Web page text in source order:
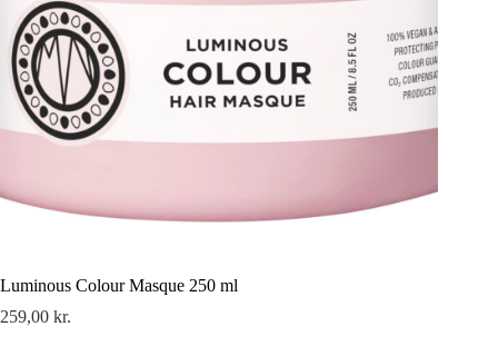
Luminous Colour Masque 250 ml
259,00 kr.